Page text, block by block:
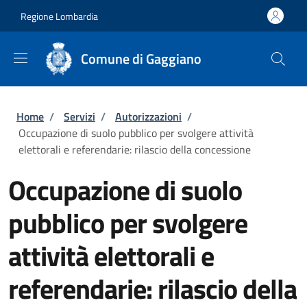
Regione Lombardia
Comune di Gaggiano
Briciole di pane
Home / Servizi / Autorizzazioni /
Occupazione di suolo pubblico per svolgere attività
elettorali e referendarie: rilascio della concessione
Occupazione di suolo
pubblico per svolgere
attività elettorali e
referendarie: rilascio della